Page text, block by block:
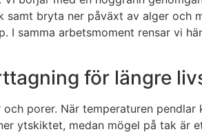
bryta ner påväxt av alger
I samma arbetsmoment rensar vi
för längre
porer. När temperaturen
ytskiktet, medan mögel på tak